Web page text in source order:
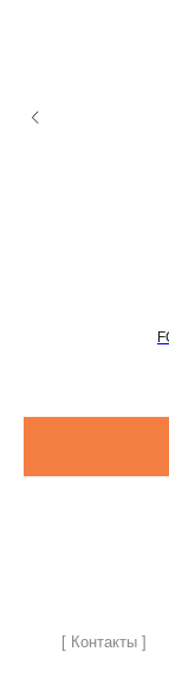
[ Контакты ]